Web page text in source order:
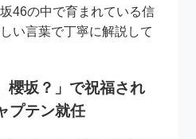
46の中で育まれている信
い言葉で丁寧に解説して
櫻坂？」で祝福され
プテン就任